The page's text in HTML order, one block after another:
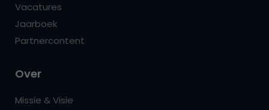
Vacatures
Jaarboek
Partnercontent
Over
Missie & Visie